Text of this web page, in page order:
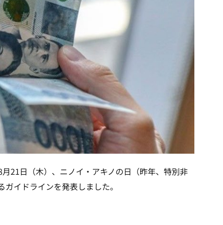
21日（木）、ニノイ・アキノの日（昨年、特別非
イドラインを発表しました。